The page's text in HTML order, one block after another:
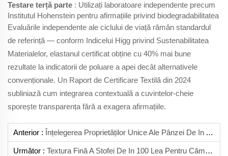
Testare terță parte : Utilizați laboratoare independente precum
Institutul Hohenstein pentru afirmațiile privind biodegradabilitatea
Evaluările independente ale ciclului de viață rămân standardul
de referință — conform Indicelui Higg privind Sustenabilitatea
Materialelor, elastanul certificat obține cu 40% mai bune
rezultate la indicatorii de poluare a apei decât alternativele
convenționale. Un Raport de Certificare Textilă din 2024
subliniază cum integrarea contextuală a cuvintelor-cheie
sporește transparența fără a exagera afirmațiile.
Anterior : Înțelegerea Proprietăților Unice Ale Pânzei De In Acidificate Pentru Lucrări Speciale
Următor : Textura Fină A Stofei De In 100 Lea Pentru Cămăși Premium